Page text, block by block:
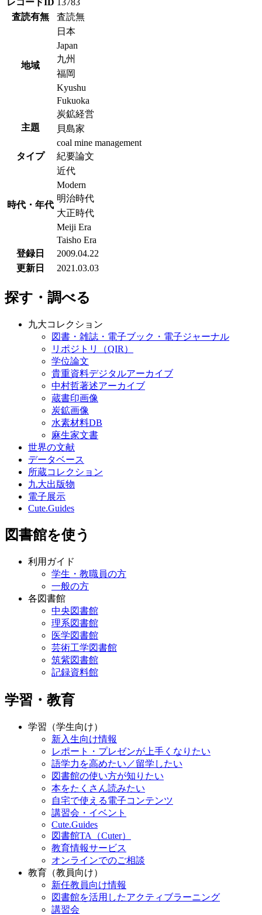
レコードID 13783
査読有無
査読無
地域
日本
Japan
九州
福岡
Kyushu
Fukuoka
主題
炭鉱経営
貝島家
coal mine management
タイプ
紀要論文
時代・年代
近代
Modern
明治時代
大正時代
Meiji Era
Taisho Era
登録日
2009.04.22
更新日
2021.03.03
探す・調べる
九大コレクション
図書・雑誌・電子ブック・電子ジャーナル
リポジトリ（QIR）
学位論文
貴重資料デジタルアーカイブ
中村哲著述アーカイブ
蔵書印画像
炭鉱画像
水素材料DB
麻生家文書
世界の文献
データベース
所蔵コレクション
九大出版物
電子展示
Cute.Guides
図書館を使う
利用ガイド
学生・教職員の方
一般の方
各図書館
中央図書館
理系図書館
医学図書館
芸術工学図書館
筑紫図書館
記録資料館
学習・教育
学習（学生向け）
新入生向け情報
レポート・プレゼンが上手くなりたい
語学力を高めたい／留学したい
図書館の使い方が知りたい
本をたくさん読みたい
自宅で使える電子コンテンツ
講習会・イベント
Cute.Guides
図書館TA（Cuter）
教育情報サービス
オンラインでのご相談
教育（教員向け）
新任教員向け情報
図書館を活用したアクティブラーニング
講習会